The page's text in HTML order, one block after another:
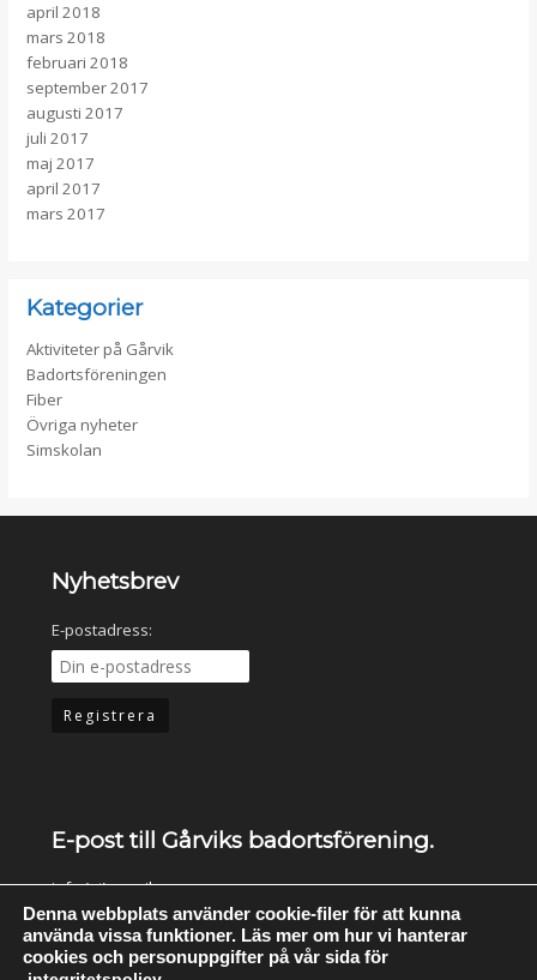
april 2018
mars 2018
februari 2018
september 2017
augusti 2017
juli 2017
maj 2017
april 2017
mars 2017
Kategorier
Aktiviteter på Gårvik
Badortsföreningen
Fiber
Övriga nyheter
Simskolan
Nyhetsbrev
E-postadress:
E-post till Gårviks badortsförening.
info (at) garvik.se.
Bli medlem du också!!!
Denna webbplats använder cookie-filer för att kunna
använda vissa funktioner. Läs mer om hur vi hanterar
cookies och personuppgifter på vår sida för